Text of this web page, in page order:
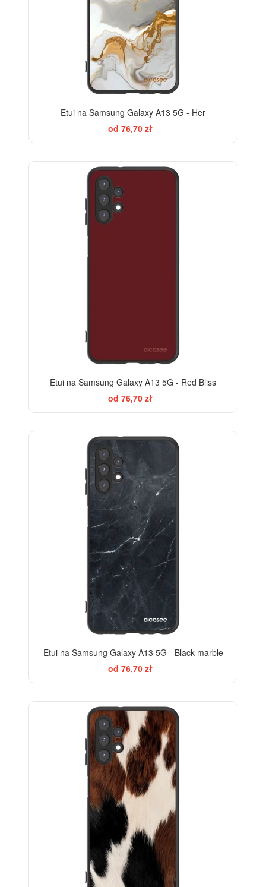
Etui na Samsung Galaxy A13 5G - Her
od 76,70 zł
Etui na Samsung Galaxy A13 5G - Red Bliss
od 76,70 zł
Etui na Samsung Galaxy A13 5G - Black marble
od 76,70 zł